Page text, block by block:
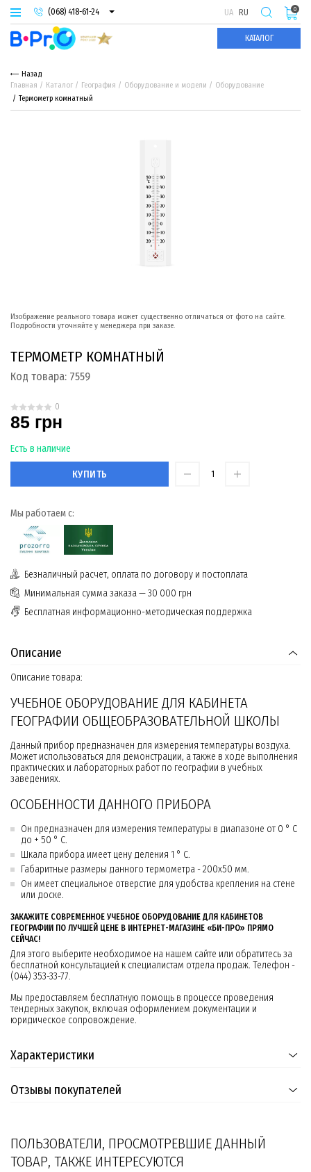
(068) 418-61-24
(093) 974-66-94
(095) 987-29-55
UA RU
КАТАЛОГ
0
Назад
Главная
Каталог География Оборудование и модели
Оборудование
Термометр комнатный
Изображение реального товара может существенно отличаться от фото на сайте.
Подробности уточняйте у менеджера при заказе.
ТЕРМОМЕТР КОМНАТНЫЙ
Код товара: 7559
0
85 грн
Есть в наличие
КУПИТЬ
Мы работаем с:
Безналичный расчет, оплата по договору и постоплата
Минимальная сумма заказа — 30 000 грн
Бесплатная информационно-методическая поддержка
Описание
Описание товара:
УЧЕБНОЕ ОБОРУДОВАНИЕ ДЛЯ КАБИНЕТА
ГЕОГРАФИИ ОБЩЕОБРАЗОВАТЕЛЬНОЙ ШКОЛЫ
Данный прибор предназначен для измерения температуры воздуха.
Может использоваться для демонстрации, а также в ходе выполнения
практических и лабораторных работ по географии в учебных
заведениях.
ОСОБЕННОСТИ ДАННОГО ПРИБОРА
Он предназначен для измерения температуры в диапазоне от 0 ° С
до + 50 ° С.
Шкала прибора имеет цену деления 1 ° С.
Габаритные размеры данного термометра - 200х50 мм.
Он имеет специальное отверстие для удобства крепления на стене
или доске.
ЗАКАЖИТЕ СОВРЕМЕННОЕ УЧЕБНОЕ ОБОРУДОВАНИЕ ДЛЯ КАБИНЕТОВ
ГЕОГРАФИИ ПО ЛУЧШЕЙ ЦЕНЕ В ИНТЕРНЕТ-МАГАЗИНЕ «БИ-ПРО» ПРЯМО
СЕЙЧАС!
Для этого выберите необходимое на нашем сайте или обратитесь за
бесплатной консультацией к специалистам отдела продаж. Телефон -
(044) 353-33-77.
Мы предоставляем бесплатную помощь в процессе проведения
тендерных закупок, включая оформлением документации и
юридическое сопровождение.
Характеристики
Отзывы покупателей
ПОЛЬЗОВАТЕЛИ, ПРОСМОТРЕВШИЕ ДАННЫЙ
ТОВАР, ТАКЖЕ ИНТЕРЕСУЮТСЯ